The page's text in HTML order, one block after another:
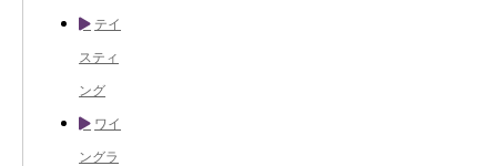
テイ
スティ
ング
ワイ
ングラ